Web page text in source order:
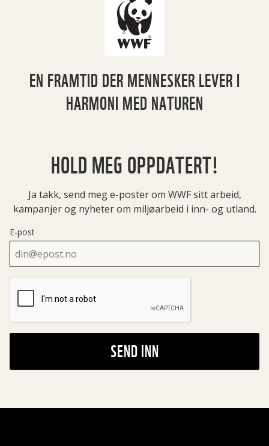
EN FRAMTID DER MENNESKER LEVER I
HARMONI MED NATUREN
HOLD MEG OPPDATERT!
Ja takk, send meg e-poster om WWF sitt arbeid,
kampanjer og nyheter om miljøarbeid i inn- og utland.
E-post
SEND INN